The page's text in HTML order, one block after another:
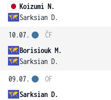
Koizumi N.
Sarksian D.
10.07.
Borisiouk M.
Sarksian D.
ČF
09.07.
Sarksian D.
OF